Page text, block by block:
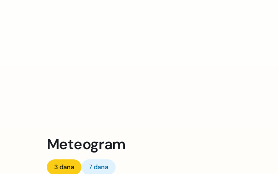
Meteogram
3 dana 7 dana